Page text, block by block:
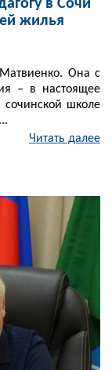
в Сочи
жилья
Матвиенко. Она с
– в настоящее
сочинской школе
Читать далее